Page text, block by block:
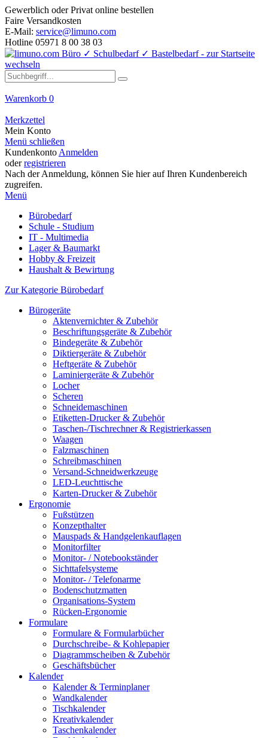
Gewerblich oder Privat online bestellen
Faire Versandkosten
E-Mail: service@limuno.com
Hotline 05971 8 00 38 03
Warenkorb 0
Merkzettel
Mein Konto
Menü schließen
Kundenkonto Anmelden
oderregistrieren
Nach der Anmeldung, können Sie hier auf Ihren Kundenbereich
zugreifen.
Menü
Bürobedarf
Schule - Studium
IT - Multimedia
Lager & Baumarkt
Hobby & Freizeit
Haushalt & Bewirtung
Zur Kategorie Bürobedarf
Bürogeräte
Aktenvernichter & Zubehör
Beschriftungsgeräte & Zubehör
Bindegeräte & Zubehör
Diktiergeräte & Zubehör
Heftgeräte & Zubehör
Laminiergeräte & Zubehör
Locher
Scheren
Schneidemaschinen
Etiketten-Drucker & Zubehör
Taschen-/Tischrechner & Registrierkassen
Waagen
Falzmaschinen
Schreibmaschinen
Versand-Schneidwerkzeuge
LED-Leuchttische
Karten-Drucker & Zubehör
Ergonomie
Fußstützen
Konzepthalter
Mauspads & Handgelenkauflagen
Monitorfilter
Monitor- / Notebookständer
Sichttafelsysteme
Monitor- / Telefonarme
Bodenschutzmatten
Organisations-System
Rücken-Ergonomie
Formulare
Formulare & Formularbücher
Durchschreibe- & Kohlepapier
Diagrammscheiben & Zubehör
Geschäftsbücher
Kalender
Kalender & Terminplaner
Wandkalender
Tischkalender
Kreativkalender
Taschenkalender